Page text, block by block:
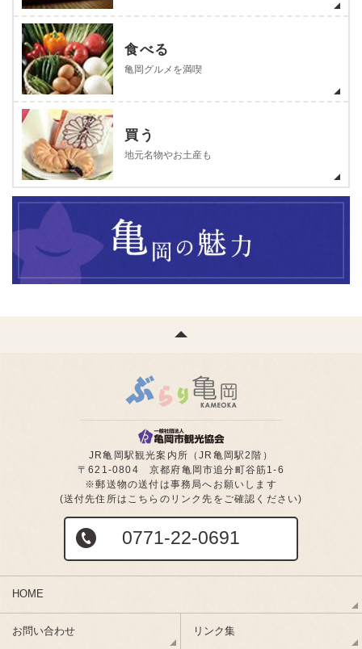
食べる
亀岡グルメを満喫
買う
地元名物やお土産も
JR亀岡駅観光案内所（JR亀岡駅2階）
〒621-0804 京都府亀岡市追分町谷筋1-6
※郵送物の送付は事務局へお願いします
(送付先住所はこちらのリンク先をご確認ください)
0771-22-0691
HOME
お問い合わせ リンク集